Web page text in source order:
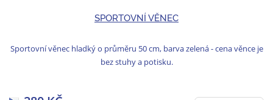
SPORTOVNÍ VĚNEC
Sportovní věnec hladký o průměru 50 cm, barva zelená - cena věnce je
bez stuhy a potisku.